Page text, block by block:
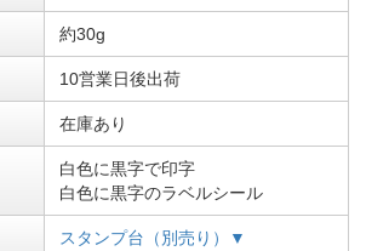
約30g
10営業日後出荷
在庫あり
白色に黒字で印字
白色に黒字のラベルシール
スタンプ台（別売り）▼